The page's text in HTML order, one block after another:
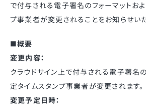
で付与される電子署名のフォーマットお
プ事業者が変更されることをお知らせいた
■概要
変更内容：
クラウドサイン上で付与される電子署名
定タイムスタンプ事業者が変更されます。
変更予定日時：